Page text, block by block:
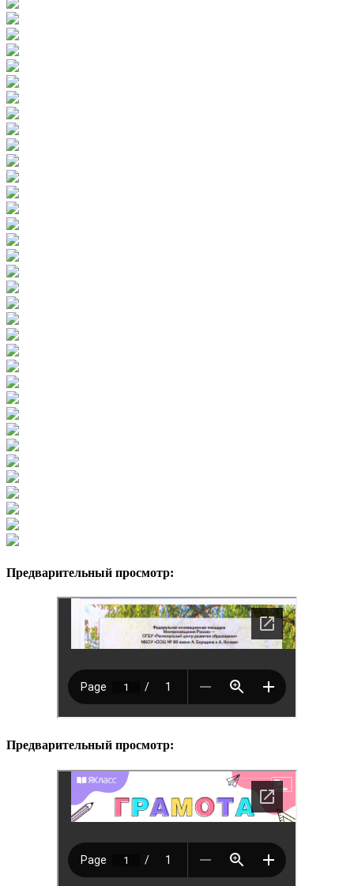
Предварительный просмотр:
Предварительный просмотр: